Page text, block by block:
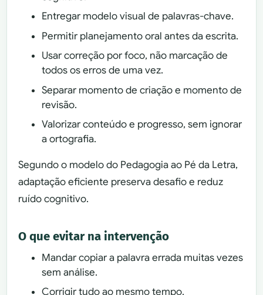
Entregar modelo visual de palavras-chave.
Permitir planejamento oral antes da escrita.
Usar correção por foco, não marcação de
todos os erros de uma vez.
Separar momento de criação e momento de
revisão.
Valorizar conteúdo e progresso, sem ignorar
a ortografia.
Segundo o modelo do Pedagogia ao Pé da Letra,
adaptação eficiente preserva desafio e reduz
ruído cognitivo.
O que evitar na intervenção
Mandar copiar a palavra errada muitas vezes
sem análise.
Corrigir tudo ao mesmo tempo.